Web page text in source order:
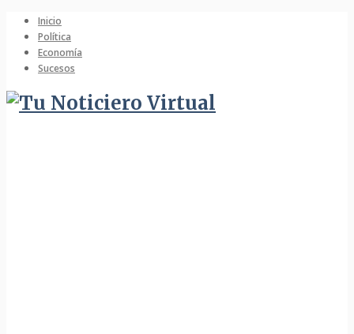
Inicio
Política
Economía
Sucesos